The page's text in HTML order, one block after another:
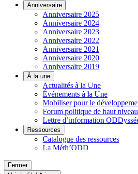
Anniversaire
Anniversaire 2025
Anniversaire 2024
Anniversaire 2023
Anniversaire 2022
Anniversaire 2021
Anniversaire 2020
Anniversaire 2019
À la une
Actualités à la Une
Événements à la Une
Mobiliser pour le
Forum politique de haut niveau
Lettre d’information
Ressources
Catalogue des ressources
La Méth’ODD
Fermer